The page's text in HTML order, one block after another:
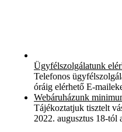
Ügyfélszolgálatunk
Telefonos
óráig elérhető E-
Webáruházunk
Tájékoztatjuk tisztelt
2022. augusztus 18-